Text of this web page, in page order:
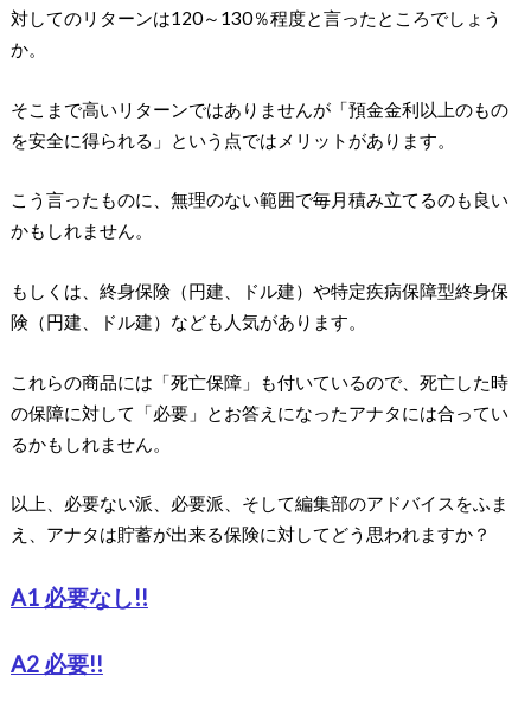
対してのリターンは120～130％程度と言ったところでしょう
か。
そこまで高いリターンではありませんが「預金金利以上のもの
を安全に得られる」という点ではメリットがあります。
こう言ったものに、無理のない範囲で毎月積み立てるのも良い
かもしれません。
もしくは、終身保険（円建、ドル建）や特定疾病保障型終身保
険（円建、ドル建）なども人気があります。
これらの商品には「死亡保障」も付いているので、死亡した時
の保障に対して「必要」とお答えになったアナタには合ってい
るかもしれません。
以上、必要ない派、必要派、そして編集部のアドバイスをふま
え、アナタは貯蓄が出来る保険に対してどう思われますか？
A1 必要なし!!
A2 必要!!